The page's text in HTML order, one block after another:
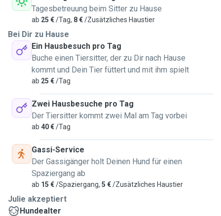
Tagesbetreuung beim Sitter zu Hause
ab 25 €/Tag, 8 €/Zusätzliches Haustier
Bei Dir zu Hause
Ein Hausbesuch pro Tag
Buche einen Tiersitter, der zu Dir nach Hause
kommt und Dein Tier füttert und mit ihm spielt
ab 25 €/Tag
Zwei Hausbesuche pro Tag
Der Tiersitter kommt zwei Mal am Tag vorbei
ab 40 €/Tag
Gassi-Service
Der Gassigänger holt Deinen Hund für einen
Spaziergang ab
ab 15 €/Spaziergang, 5 €/Zusätzliches Haustier
Julie akzeptiert
Hundealter